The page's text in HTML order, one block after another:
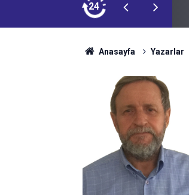
24
Anasayfa Yazarlar